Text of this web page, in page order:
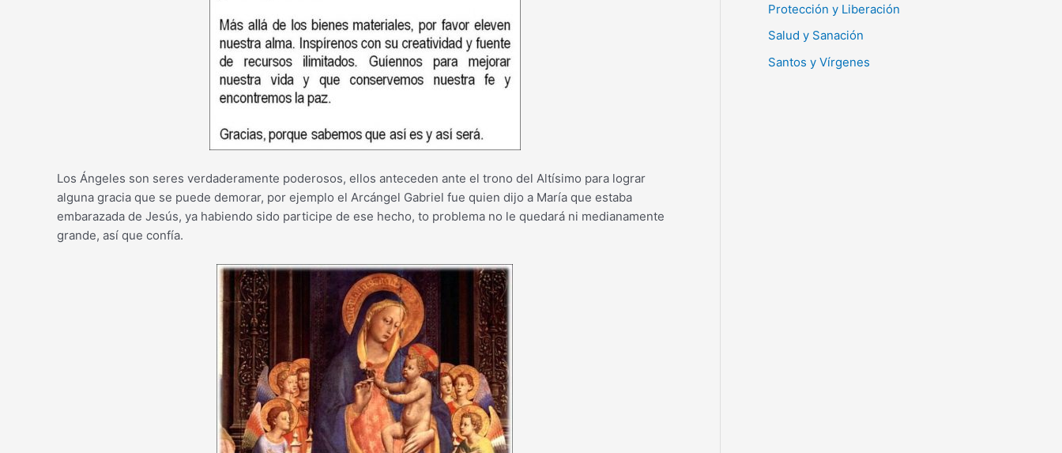
Los Ángeles son seres verdaderamente poderosos, ellos anteceden ante el trono del Altísimo para lograr
alguna gracia que se puede demorar, por ejemplo el Arcángel Gabriel fue quien dijo a María que estaba
embarazada de Jesús, ya habiendo sido participe de ese hecho, to problema no le quedará ni medianamente
grande, así que confía.
Protección y Liberación
Salud y Sanación
Santos y Vírgenes